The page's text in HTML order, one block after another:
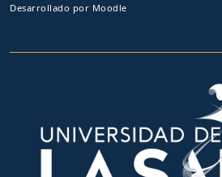
Desarrollado por Moodle